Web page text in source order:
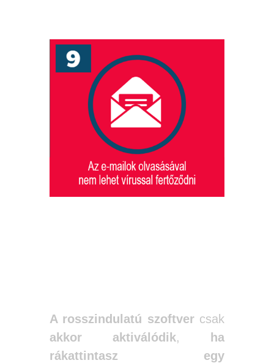
A rosszindulatú szoftvercsak
akkor aktiválódik,
ha
rákattintasz egy